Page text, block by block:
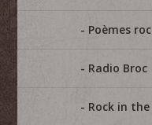
Poèmes
Radio Broc
Rock in